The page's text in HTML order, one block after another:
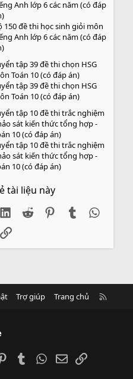
Anh lớp 6 các năm (có đáp
150 đề thi học sinh giỏi môn
Anh lớp 6 các năm (có đáp
tài liệutập 39 đề thi chọn HSG
Toán 10 (có đáp án)
tập 39 đề thi chọn HSG
Toán 10 (có đáp án)
tài liệutập 10 đề thi trắc nghiệm
sát kiến thức tổng hợp -
10 (có đáp án)
tập 10 đề thi trắc nghiệm
sát kiến thức tổng hợp -
10 (có đáp án)
tài liệu này
LinkedIn
Reddit PinterestTumblr
Link
Trợ giúp Trang chủ
PinterestTumblrWhatsApp
EmailLink